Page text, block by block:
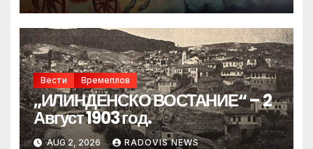
Вести Времеплов
„ИЛИНДЕНСКО ВОСТАНИЕ“ – 2
Август 1903 год.
AUG 2, 2026 RADOVIS NEWS